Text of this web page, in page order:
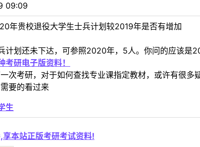
09:09
年贵校退役大学生士兵计划较2019年是否有增加
计划还未下达，可参照2020年，5人。你问的应该是
研电子版资料！
次考研，对于如何查找专业课指定教材，或许有很
要的看过来
生
本站正版考研考试资料!